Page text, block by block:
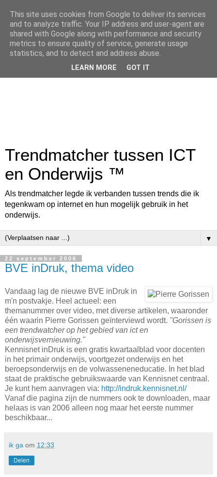
Trendmatcher tussen ICT
en Onderwijs ™
Als trendmatcher legde ik verbanden tussen trends die ik
tegenkwam op internet en hun mogelijk gebruik in het
onderwijs.
▼
22 september 2006
BVE inDruk, thema video
Vandaag lag de nieuwe BVE inDruk in
m'n postvakje. Heel actueel: een
themanummer over video, met diverse artikelen, waaronder
één waarin Pierre Gorissen geïnterviewd wordt. "Gorissen is
een trendwatcher op het gebied van ict en
onderwijsvernieuwing."
Kennisnet inDruk is een gratis kwartaalblad voor docenten
in het primair onderwijs, voortgezet onderwijs en het
beroepsonderwijs en de volwasseneneducatie. In het blad
staat de praktische gebruikswaarde van Kennisnet centraal.
Je kunt hem aanvragen via: http://indruk.kennisnet.nl/
Vanaf die pagina zijn de nummers ook te downloaden, maar
helaas is van 2006 alleen nog maar het eerste nummer
beschikbaar...
ik ga om 12:33
Delen
This site uses cookies from Google to deliver its services
and to analyze traffic. Your IP address and user-agent are
shared with Google along with performance and security
metrics to ensure quality of service, generate usage
statistics, and to detect and address abuse.
LEARN MORE GOT IT